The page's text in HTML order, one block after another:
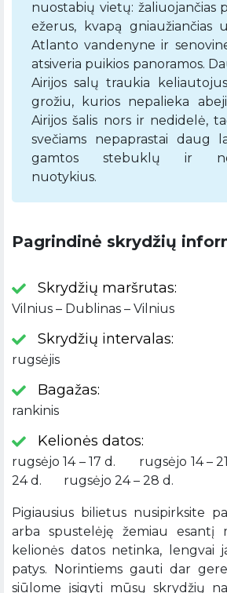
nuostabių vietų: žaliuojančias
ežerus, kvapą gniaužiančias
Atlanto vandenyne ir
atsiveria puikios panoramos.
Airijos salų traukia
grožiu, kurios nepalieka
Airijos šalis nors ir nedidelė,
svečiams nepaprastai daug
gamtos stebuklų ir
nuotykius.
Pagrindinė skrydžių
Skrydžių maršrutas:
Vilnius – Dublinas – Vilnius
Skrydžių intervalas:
rugsėjis
Bagažas:
rankinis
Kelionės datos:
rugsėjo 14 – 17 d. rugsėjo 14 –
24 d. rugsėjo 24 – 28 d.
Pigiausius bilietus nusipirksite
arba spustelėję žemiau esantį
kelionės datos netinka, lengvai
patys. Norintiems gauti dar
siūlome įsigyti mūsų skrydžių